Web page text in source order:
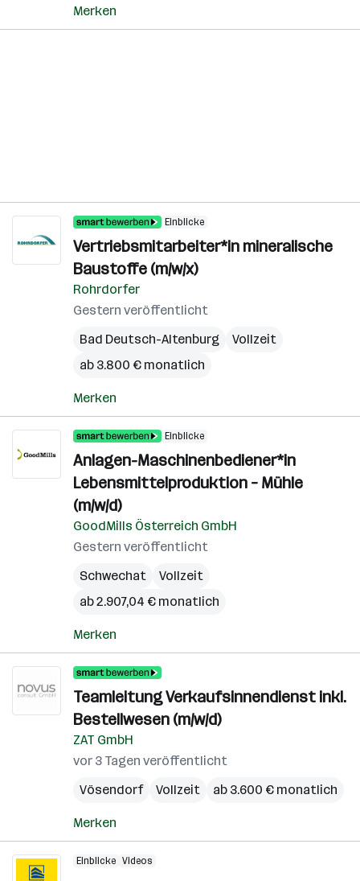
Merken
Einblicke
Vertriebsmitarbeiter*in mineralische
Baustoffe (m/w/x)
Rohrdorfer
Gestern veröffentlicht
Bad Deutsch-Altenburg
Vollzeit
ab 3.800 € monatlich
Merken
Einblicke
Anlagen-Maschinenbediener*in
Lebensmittelproduktion – Mühle
(m/w/d)
GoodMills Österreich GmbH
Gestern veröffentlicht
Schwechat
Vollzeit
ab 2.907,04 € monatlich
Merken
Teamleitung Verkaufsinnendienst inkl.
Bestellwesen (m/w/d)
ZAT GmbH
vor 3 Tagen veröffentlicht
Vösendorf
Vollzeit ab 3.600 € monatlich
Merken
Einblicke Videos